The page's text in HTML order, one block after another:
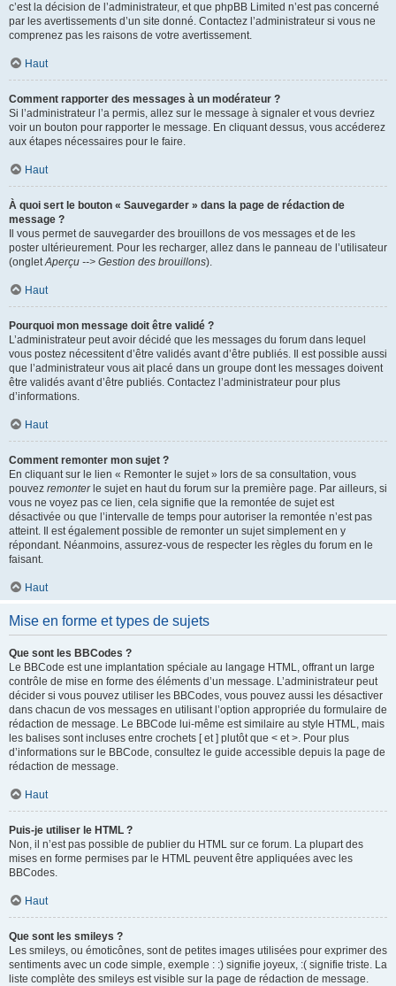
c’est la décision de l’administrateur, et que phpBB Limited n’est pas concerné
par les avertissements d’un site donné. Contactez l’administrateur si vous ne
comprenez pas les raisons de votre avertissement.
Haut
Comment rapporter des messages à un modérateur ?
Si l’administrateur l’a permis, allez sur le message à signaler et vous devriez
voir un bouton pour rapporter le message. En cliquant dessus, vous accéderez
aux étapes nécessaires pour le faire.
Haut
À quoi sert le bouton « Sauvegarder » dans la page de rédaction de
message ?
Il vous permet de sauvegarder des brouillons de vos messages et de les
poster ultérieurement. Pour les recharger, allez dans le panneau de l’utilisateur
(ongletAperçu --> Gestion des brouillons).
Haut
Pourquoi mon message doit être validé ?
L’administrateur peut avoir décidé que les messages du forum dans lequel
vous postez nécessitent d’être validés avant d’être publiés. Il est possible aussi
que l’administrateur vous ait placé dans un groupe dont les messages doivent
être validés avant d’être publiés. Contactez l’administrateur pour plus
d’informations.
Haut
Comment remonter mon sujet ?
En cliquant sur le lien « Remonter le sujet » lors de sa consultation, vous
pouvez remonterle sujet en haut du forum sur la première page. Par ailleurs, si
vous ne voyez pas ce lien, cela signifie que la remontée de sujet est
désactivée ou que l’intervalle de temps pour autoriser la remontée n’est pas
atteint. Il est également possible de remonter un sujet simplement en y
répondant. Néanmoins, assurez-vous de respecter les règles du forum en le
faisant.
Haut
Mise en forme et types de sujets
Que sont les BBCodes ?
Le BBCode est une implantation spéciale au langage HTML, offrant un large
contrôle de mise en forme des éléments d’un message. L’administrateur peut
décider si vous pouvez utiliser les BBCodes, vous pouvez aussi les désactiver
dans chacun de vos messages en utilisant l’option appropriée du formulaire de
rédaction de message. Le BBCode lui-même est similaire au style HTML, mais
les balises sont incluses entre crochets [ et ] plutôt que < et >. Pour plus
d’informations sur le BBCode, consultez le guide accessible depuis la page de
rédaction de message.
Haut
Puis-je utiliser le HTML ?
Non, il n’est pas possible de publier du HTML sur ce forum. La plupart des
mises en forme permises par le HTML peuvent être appliquées avec les
BBCodes.
Haut
Que sont les smileys ?
Les smileys, ou émoticônes, sont de petites images utilisées pour exprimer des
sentiments avec un code simple, exemple : :) signifie joyeux, :( signifie triste. La
liste complète des smileys est visible sur la page de rédaction de message.